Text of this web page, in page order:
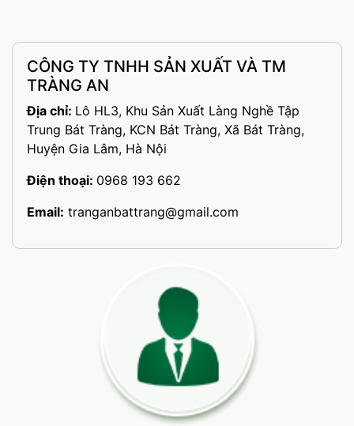
CÔNG TY TNHH SẢN XUẤT VÀ TM
TRÀNG AN
Địa chỉ: Lô HL3, Khu Sản Xuất Làng Nghề Tập
Trung Bát Tràng, KCN Bát Tràng, Xã Bát Tràng,
Huyện Gia Lâm, Hà Nội
Điện thoại: 0968 193 662
Email: tranganbattrang@gmail.com